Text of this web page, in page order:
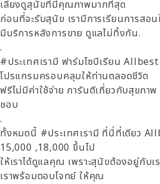
เลี้ยงดูสุนัขที่มีคุณภาพมากที่สุด
ก่อนที่จะรับสุนัข เรามีการเรียนการสอ
มีบริการหลังการขาย ดูแลไม่ทิ้งกัน.
.
#ประเทศเรามี ฟาร์มไซบีเรียน
โปรแกรมครอบคลุมให้ท่านตลอดชีวิต
ฟรีไม่มีค่าใช้จ่าย การันตีเกี่ยวกับสุขภา
ชอบ
.
ทั้งหมดนี้ #ประเทศเรามี ที่นี่ที่เดียว
15,000 ,18,000 ขึ้นไป
ให้เราได้ดูแลคุณ เพราะสุนัขต้องอยู่กับเ
เราพร้อมตอบโจทย์ ให้คุณ